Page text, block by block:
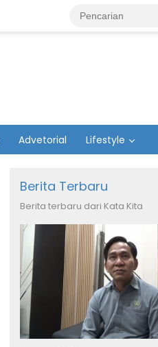
Advetorial Lifestyle
Berita Terbaru
Berita terbaru dari Kata Kita